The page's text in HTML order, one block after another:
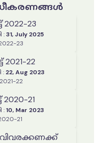
2022-23
:31, July 2025
23
2021-22
: 22, Aug 2023
22
21
: 10, Mar 2023
21